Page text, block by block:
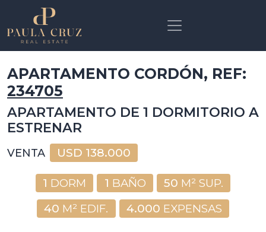
APARTAMENTO CORDÓN, REF:
234705
APARTAMENTO DE 1 DORMITORIO A
ESTRENAR
VENTA USD 138.000
1 DORM 1 BAÑO 50 M² SUP.
40 M² EDIF. 4.000 EXPENSAS